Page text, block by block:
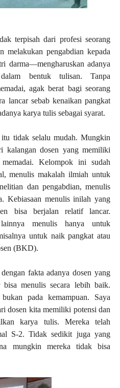
terpisah dari profesi seorang
melakukan pengabdian kepada
darma—mengharuskan adanya
bentuk tulisan. Tanpa
agak berat bagi seorang
lancar sebab kenaikan pangkat
karya tulis sebagai syarat.
itu tidak selalu mudah. Mungkin
kalangan dosen yang memiliki
memadai. Kelompok ini sudah
menulis makalah ilmiah untuk
dan pengabdian, menulis
Kebiasaan menulis inilah yang
bisa berjalan relatif lancar.
menulis hanya untuk
untuk naik pangkat atau
(BKD).
fakta adanya dosen yang
bisa menulis secara lebih baik.
pada kemampuan. Saya
dosen kita memiliki potensi dan
karya tulis. Mereka telah
S-2. Tidak sedikit juga yang
mungkin mereka tidak bisa